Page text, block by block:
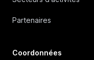
Partenaires
Coordonnées